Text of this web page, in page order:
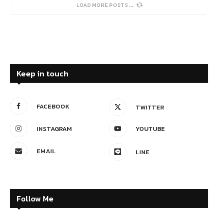
SORRY, NO MORE POSTS
Keep in touch
FACEBOOK TWITTER
INSTAGRAM YOUTUBE
EMAIL LINE
Follow Me